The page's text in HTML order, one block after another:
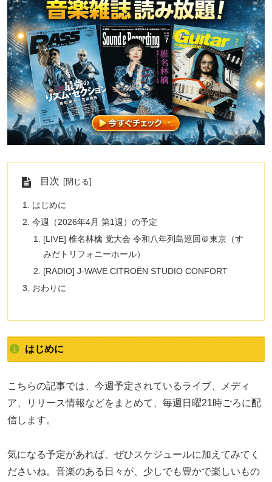
目次
はじめに
今週（2026年4月 第1週）の予定
[LIVE] 椎名林檎 党大会 令和八年列島巡回＠東京（す
みだトリフォニーホール）
[RADIO] J-WAVE CITROËN STUDIO CONFORT
おわりに
はじめに
こちらの記事では、今週予定されているライブ、メディ
ア、リリース情報などをまとめて、毎週日曜21時ごろに配
信します。
気になる予定があれば、ぜひスケジュールに加えてみてく
ださいね。音楽のある日々が、少しでも豊かで楽しいもの